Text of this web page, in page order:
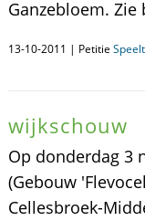
Ganzebloem.
13-10-2011 | Petitie
wijkschouw
Op donderdag 3
(Gebouw
Cellesbroek-